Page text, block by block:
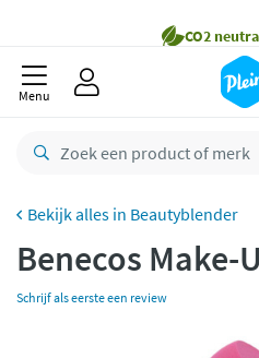
Gratis
Betaal
Menu
Beautyblender
Benecos Make-
Schrijf als eerste een review